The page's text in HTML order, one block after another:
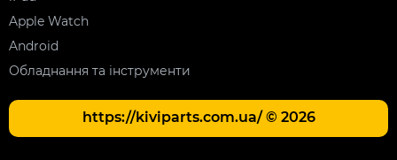
Apple Watch
Android
Обладнання та інструменти
https://kiviparts.com.ua/ © 2026